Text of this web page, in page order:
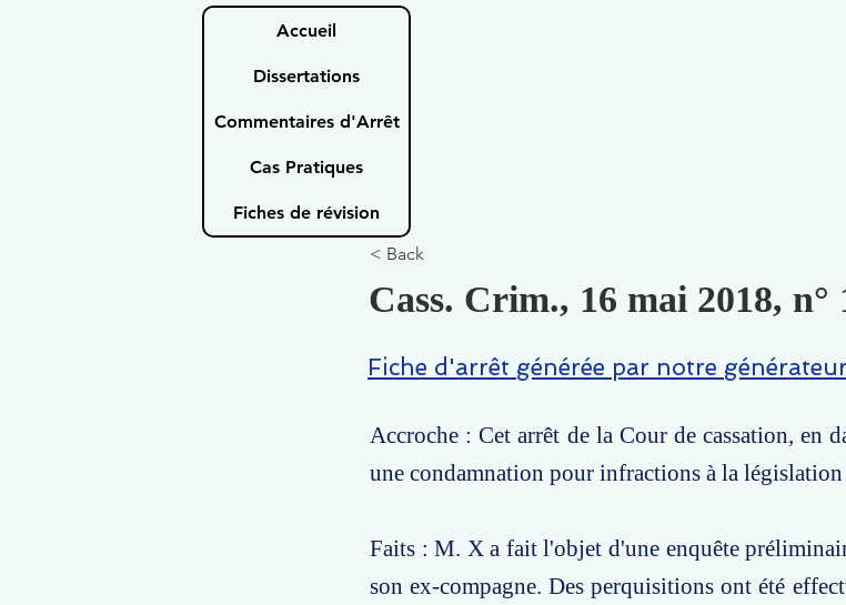
Accueil
Dissertations
Commentaires d'Arrêt
Cas Pratiques
Fiches de révision
< Back
Cass. Crim., 16 mai 2018, n°
Fiche d'arrêt générée par notre
Accroche : Cet arrêt de la Cour de cassation, en
une condamnation pour infractions à la législation
Faits : M. X a fait l'objet d'une enquête
son ex-compagne. Des perquisitions ont été